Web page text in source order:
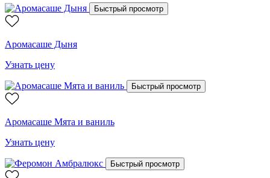
Быстрый просмотр
Аромасаше Дыня
Узнать цену
Быстрый просмотр
Аромасаше Мята и ваниль
Узнать цену
Быстрый просмотр